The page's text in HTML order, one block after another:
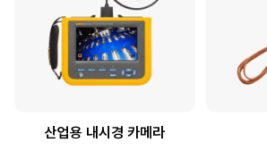
산업용 내시경 카메라